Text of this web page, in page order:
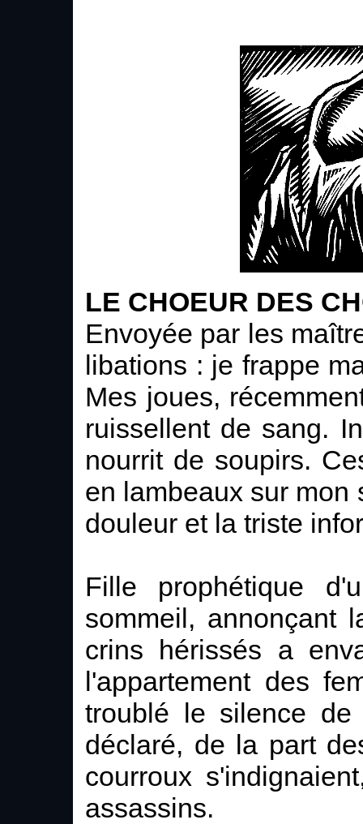
LE CHOEUR DES
Envoyée par les
libations : je frappe
Mes joues,
ruissellent de sang.
nourrit de soupirs.
en lambeaux sur mon
douleur et la triste
Fille prophétique
sommeil, annonçant
crins hérissés a
l'appartement des
troublé le silence
déclaré, de la part
courroux
assassins.